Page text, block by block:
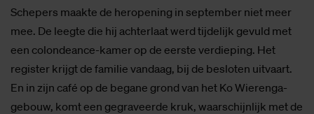
Schepers maakte de heropening in september niet meer
mee. De leegte die hij achterlaat werd tijdelijk gevuld met
een colondeance-kamer op de eerste verdieping. Het
register krijgt de familie vandaag, bij de besloten uitvaart.
En in zijn café op de begane grond van het Ko Wierenga-
gebouw, komt een gegraveerde kruk, waarschijnlijk met de